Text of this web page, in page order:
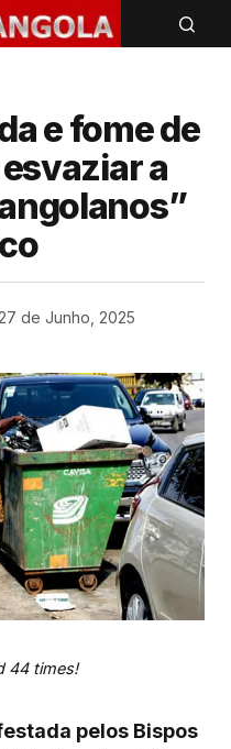
e fome de
a
27 de Junho, 2025
44 times!
pelos Bispos